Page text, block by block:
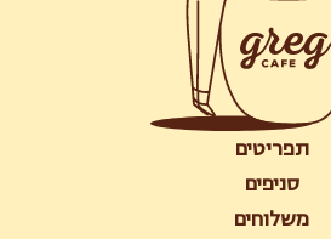
תפריטים
סניפים
משלוחים